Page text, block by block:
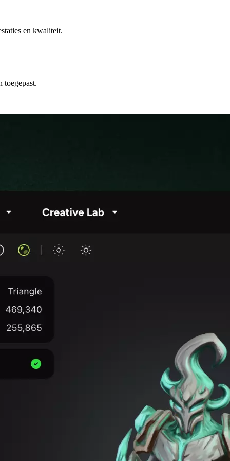
en kwaliteit.
toegepast.